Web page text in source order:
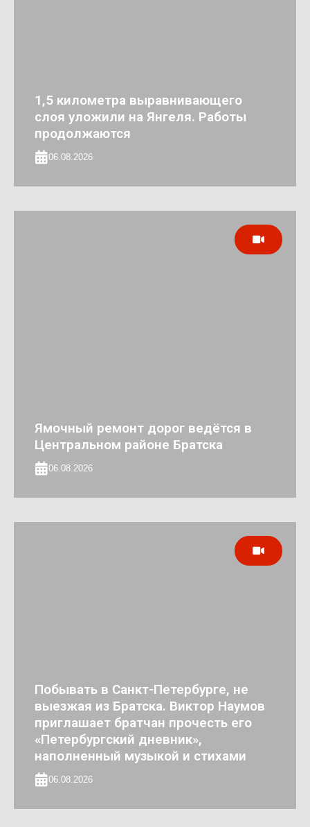
1,5 километра выравнивающего
слоя уложили на Янгеля. Работы
продолжаются
06.08.2026
Ямочный ремонт дорог ведётся в
Центральном районе Братска
06.08.2026
Побывать в Санкт-Петербурге, не
выезжая из Братска. Виктор Наумов
приглашает братчан прочесть его
«Петербургский дневник»,
наполненный музыкой и стихами
06.08.2026